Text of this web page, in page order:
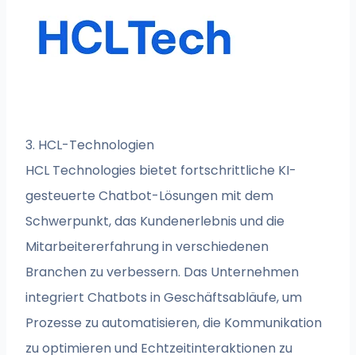
3. HCL-Technologien
HCL Technologies bietet fortschrittliche KI-
gesteuerte Chatbot-Lösungen mit dem
Schwerpunkt, das Kundenerlebnis und die
Mitarbeitererfahrung in verschiedenen
Branchen zu verbessern. Das Unternehmen
integriert Chatbots in Geschäftsabläufe, um
Prozesse zu automatisieren, die Kommunikation
zu optimieren und Echtzeitinteraktionen zu